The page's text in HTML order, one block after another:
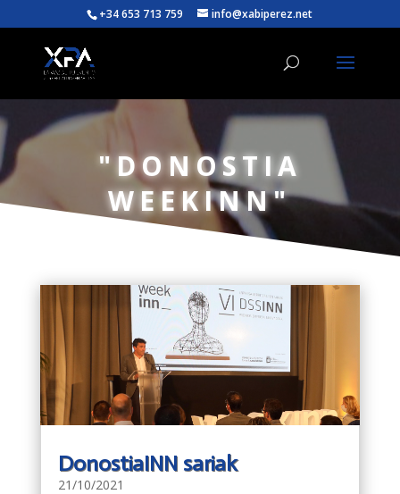
+34 653 713 759 info@xabiperez.net
"DONOSTIA
WEEKINN"
DonostiaINN sariak
21/10/2021